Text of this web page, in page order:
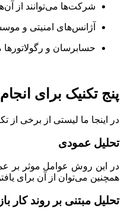
شرکت‌ها می‌توانند از
آژانس‌های امنیتی و
حسابرسان و
پنج تکنیک برای
در اینجا ما لیستی از برخی از
تحلیل عمودی
در این روش عوامل موثر بر
همچنین می‌توان از آن برای
تحلیل مبتنی بر روند کار